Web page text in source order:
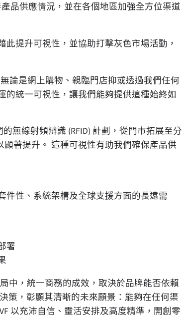
品供應情況，並在各個地區加強全方位渠道
提升可視性，並協助打擊灰色市場活動，
論是網上購物、親臨門店抑或透過我們任何
的統一可視性，讓我們能夠提供這種始終如
無線射頻辨識 (RFID) 計劃，從門市拓展至分
著提升。 這種可視性有助我們確保產品供
件性、系統架構及全球支援方面的長遠需
署
中，統一商務的成效，取決於品牌能否依賴
策，彰顯其清晰的未來願景：能夠在任何渠
以充沛自信、靈活安排及高度精準，開創零